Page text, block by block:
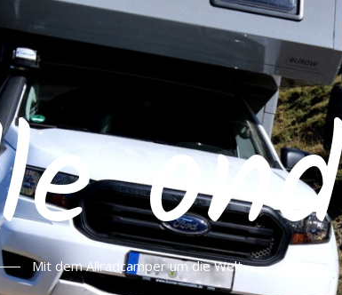
Mit dem Allradcamper um die Welt